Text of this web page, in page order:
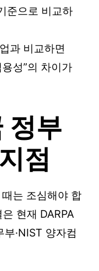
준으로 비교하
과 비교하면
성”의 차이가
정부
점
는 조심해야 합
현재 DARPA
·NIST 양자컴